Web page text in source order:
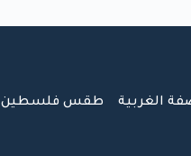
الغربية طقس فلسطين